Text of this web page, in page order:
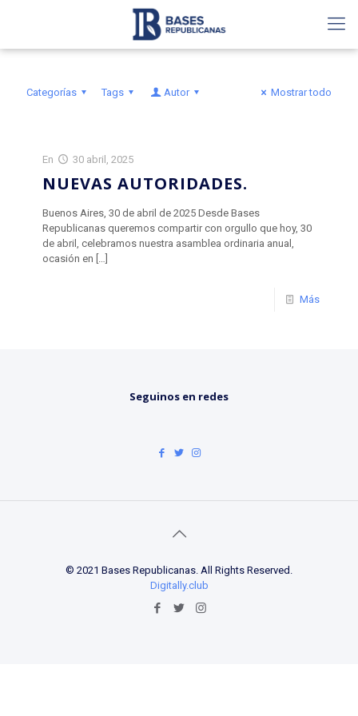
Categorías Tags Autor Mostrar todo
En 30 abril, 2025
NUEVAS AUTORIDADES.
Buenos Aires, 30 de abril de 2025 Desde Bases
Republicanas queremos compartir con orgullo que hoy, 30
de abril, celebramos nuestra asamblea ordinaria anual,
ocasión en […]
Más
Seguinos en redes
© 2021 Bases Republicanas. All Rights Reserved.
Digitally.club